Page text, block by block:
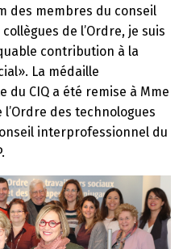
des membres du conseil
de l’Ordre, je suis
contribution à la
La médaille
du CIQ a été remise à Mme
des technologues
interprofessionnel du